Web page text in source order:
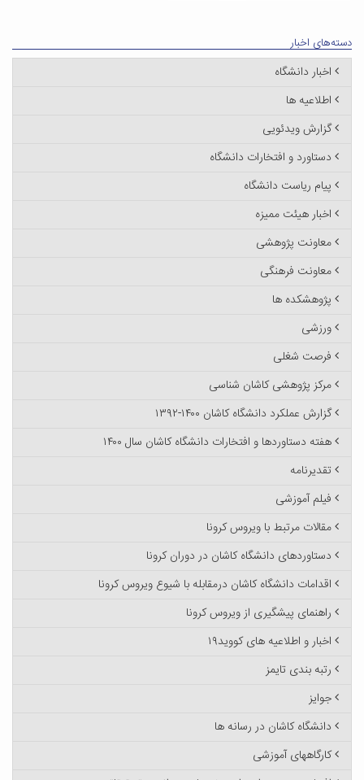
دسته‌های اخبار
اخبار دانشگاه
اطلاعیه ها
گزارش ویدئویی
دستاورد و افتخارات دانشگاه
پیام ریاست دانشگاه
اخبار هیئت ممیزه
معاونت پژوهشی
معاونت فرهنگی
پژوهشکده ها
ورزشی
فرصت شغلی
مرکز پژوهشی کاشان شناسی
گزارش عملکرد دانشگاه کاشان ۱۴۰۰-۱۳۹۲
هفته دستاوردها و افتخارات دانشگاه کاشان سال ۱۴۰۰
تقدیرنامه
فیلم آموزشی
مقالات مرتبط با ویروس کرونا
دستاوردهای دانشگاه کاشان در دوران کرونا
اقدامات دانشگاه کاشان درمقابله با شیوع ویروس کرونا
راهنمای پیشگیری از ویروس کرونا
اخبار و اطلاعیه های کووید۱۹
رتبه بندی تایمز
جوایز
دانشگاه کاشان در رسانه ها
کارگاههای آموزشی